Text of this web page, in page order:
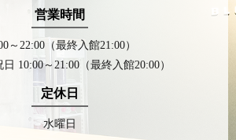
営業時間
～22:00（最終入館21:00）
10:00～21:00（最終入館20:00）
定休日
水曜日